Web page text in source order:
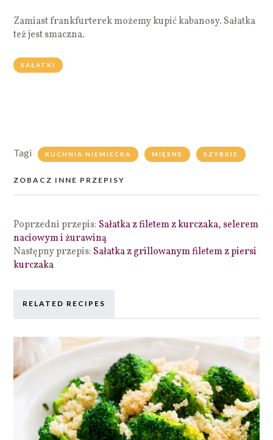
Zamiast frankfurterek możemy kupić kabanosy. Sałatka
też jest smaczna.
SAŁATKI
Tagi KUCHNIA NIEMIECKA MIĘSNE SZYBKIE
ZOBACZ INNE PRZEPISY
Poprzedni przepis: Sałatka z filetem z kurczaka, selerem
naciowym i żurawiną
Następny przepis: Sałatka z grillowanym filetem z piersi
kurczaka
RELATED RECIPES